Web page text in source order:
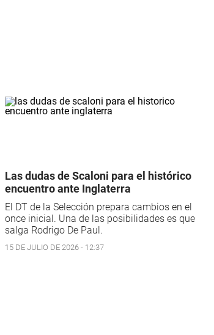
Las dudas de Scaloni para el histórico
encuentro ante Inglaterra
El DT de la Selección prepara cambios en el
once inicial. Una de las posibilidades es que
salga Rodrigo De Paul.
15 DE JULIO DE 2026 - 12:37